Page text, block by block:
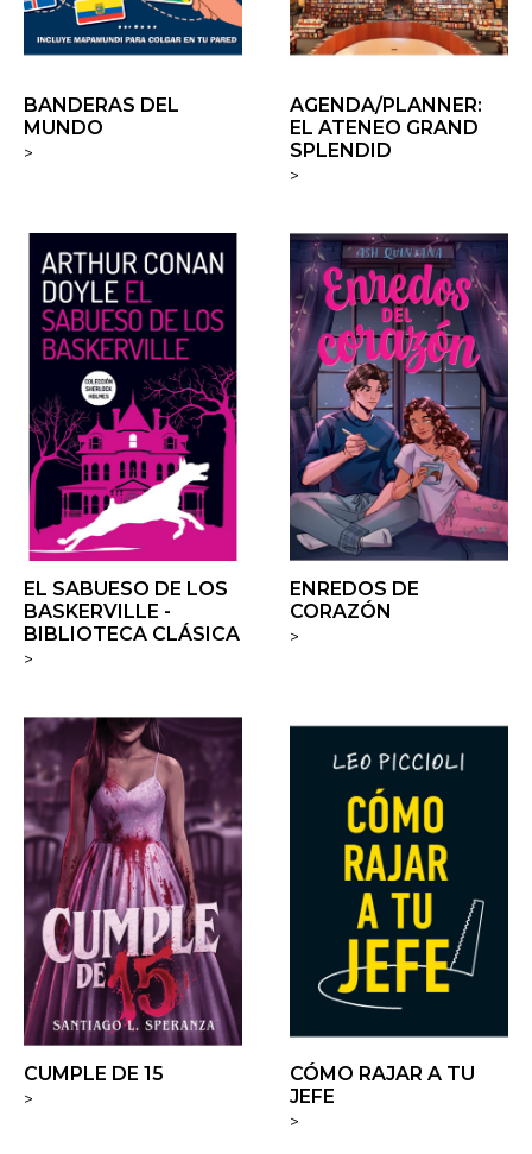
BANDERAS DEL
MUNDO
>
AGENDA/PLANNER:
EL ATENEO GRAND
SPLENDID
>
EL SABUESO DE LOS
BASKERVILLE -
BIBLIOTECA CLÁSICA
>
ENREDOS DE
CORAZÓN
>
CUMPLE DE 15
>
CÓMO RAJAR A TU
JEFE
>